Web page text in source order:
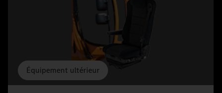
Équipement ultérieur